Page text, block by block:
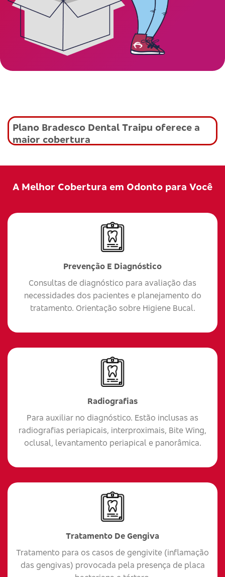
Plano Bradesco Dental Traipu oferece a
maior cobertura
A Melhor Cobertura em Odonto para Você
Prevenção E Diagnóstico
Consultas de diagnóstico para avaliação das
necessidades dos pacientes e planejamento do
tratamento. Orientação sobre Higiene Bucal.
Radiografias
Para auxiliar no diagnóstico. Estão inclusas as
radiografias periapicais, interproximais, Bite Wing,
oclusal, levantamento periapical e panorâmica.
Tratamento De Gengiva
Tratamento para os casos de gengivite (inflamação
das gengivas) provocada pela presença de placa